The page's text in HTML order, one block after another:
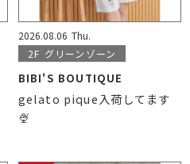
2026.08.06 Thu.
2F グリーンゾーン
BIBI'S BOUTIQUE
gelato pique入荷してます
🍨